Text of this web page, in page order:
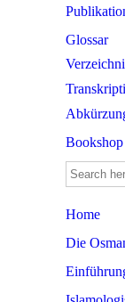
Glossar
Bookshop
Search
for:
Home
Die